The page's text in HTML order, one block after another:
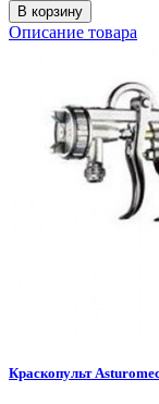
В корзину
Описание товара
Краскопульт